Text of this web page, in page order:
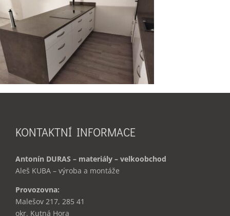
KONTAKTNÍ INFORMACE
Antonín DURAS – materiály – velkoobchod
Aleš KUBA – výroba a montáže
Provozovna:
Malešov 217, 285 41
okr. Kutná Hora